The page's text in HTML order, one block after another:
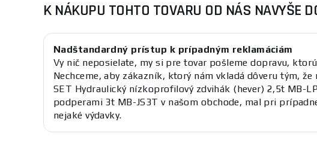
K NÁKUPU TOHTO TOVARU OD NÁS NAVYŠE
Nadštandardný prístup k prípadným reklamáciám
Vy nič neposielate, my si pre tovar pošleme dopravu,
Nechceme, aby zákazník, ktorý nám vkladá dôveru tým, že
SET Hydraulický nízkoprofilový zdvihák (hever) 2,5t MB-
podperami 3t MB-JS3T v našom obchode, mal pri
nejaké výdavky.